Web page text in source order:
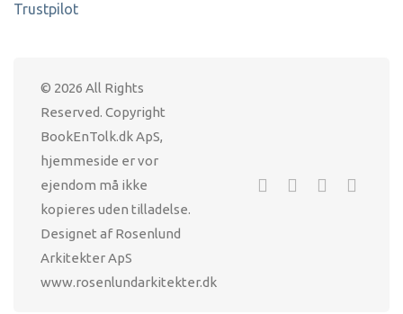
Trustpilot
© 2026 All Rights
Reserved. Copyright
BookEnTolk.dk ApS,
hjemmeside er vor
ejendom må ikke
kopieres uden tilladelse.
Designet af Rosenlund
Arkitekter ApS
www.rosenlundarkitekter.dk